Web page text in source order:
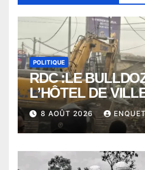
POLITIQUE
RDC :LE
L’HÔTEL DE
POUR DEGAGER
PUBLIQUE en
COMMUNE DE
8 AOÛT 2026